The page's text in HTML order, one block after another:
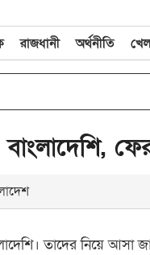
রাজধানী অর্থনীতি
তাদের নিয়ে আসা